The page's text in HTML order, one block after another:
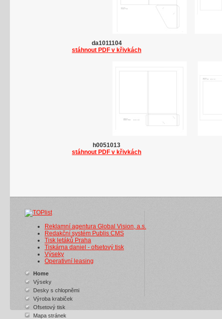
da1011104
stáhnout PDF v křivkách
h0051013
stáhnout PDF v křivkách
Reklamní agentura Global Vision, a.s.
Redakční systém Publis CMS
Tisk letáků Praha
Tiskárna daniel - ofsetový tisk
Výseky
Operativní leasing
Home
Výseky
Desky s chlopněmi
Výroba krabiček
Ofsetový tisk
Mapa stránek